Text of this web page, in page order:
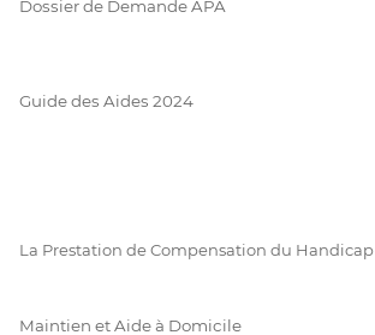
Dossier de Demande APA
Guide des Aides 2024
La Prestation de Compensation du Handicap
Maintien et Aide à Domicile